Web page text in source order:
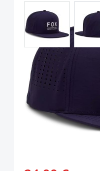
Fox Racing
Snapback
Blue OS
Art.-Nr.118765